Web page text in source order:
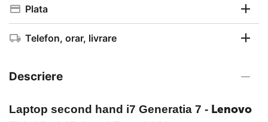
Plata
Telefon, orar, livrare
Descriere
Laptop second hand i7 Generatia 7 - Lenovo